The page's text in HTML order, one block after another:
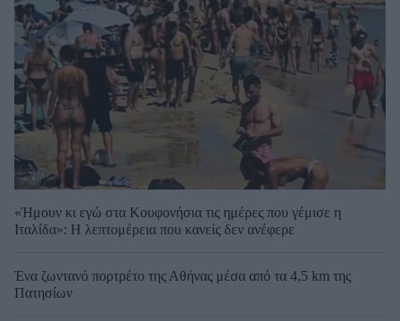
«Ήμουν κι εγώ στα Κουφονήσια τις ημέρες που γέμισε η
Ιταλίδα»: Η λεπτομέρεια που κανείς δεν ανέφερε
Ένα ζωντανό πορτρέτο της Αθήνας μέσα από τα 4,5 km της
Πατησίων